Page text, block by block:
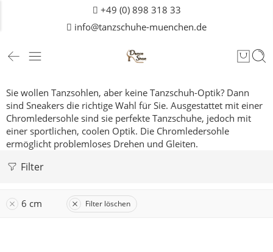
+49 (0) 898 318 33
info@tanzschuhe-muenchen.de
Sie wollen Tanzsohlen, aber keine Tanzschuh-Optik? Dann
sind Sneakers die richtige Wahl für Sie. Ausgestattet mit einer
Chromledersohle sind sie perfekte Tanzschuhe, jedoch mit
einer sportlichen, coolen Optik. Die Chromledersohle
ermöglicht problemloses Drehen und Gleiten.
Filter
6 cm Filter löschen